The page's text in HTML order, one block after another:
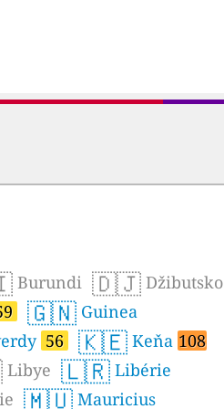
Burundi 🇩🇯 Džibutsko
🇬🇳 Guinea
56 🇰🇪 Keňa 108
Libye 🇱🇷 Libérie
🇲🇺 Mauricius